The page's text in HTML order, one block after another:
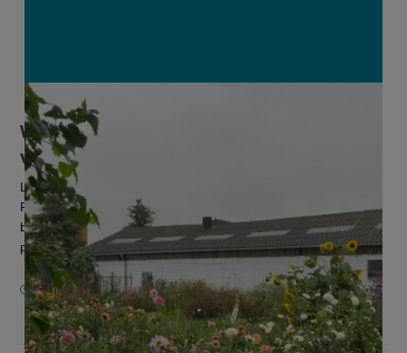
Wim en Liesbeth ruilden hun vleesvee
voor kippen en een zelfpluktuin
Landbouwkoppel Wim Kerkhove en Liesbeth Hanssens uit
Ruddervoorde ruilde enkele jaren hun vleesvee voor
biologische legkippen en een bloeiende zelfpluktuin. “Het
pluimvee bleek een goede keu...
13 JANUARI 2026